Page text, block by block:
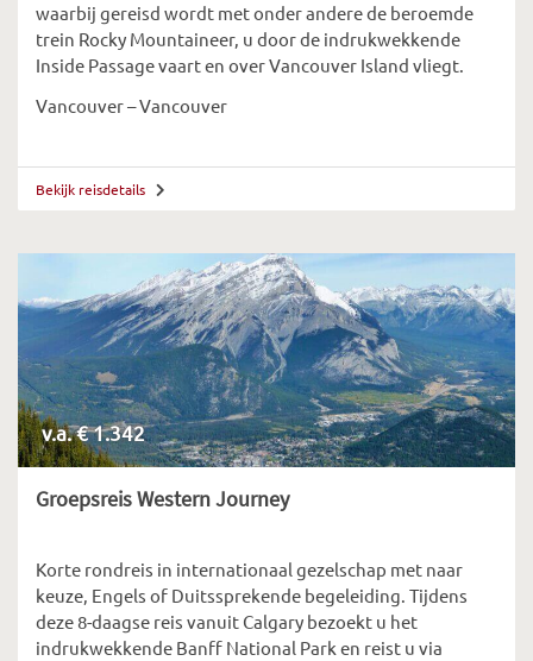
waarbij gereisd wordt met onder andere de beroemde
trein Rocky Mountaineer, u door de indrukwekkende
Inside Passage vaart en over Vancouver Island vliegt.
Vancouver – Vancouver
Bekijk reisdetails
v.a. € 1.342
Groepsreis Western Journey
Korte rondreis in internationaal gezelschap met naar
keuze, Engels of Duitssprekende begeleiding. Tijdens
deze 8-daagse reis vanuit Calgary bezoekt u het
indrukwekkende Banff National Park en reist u via